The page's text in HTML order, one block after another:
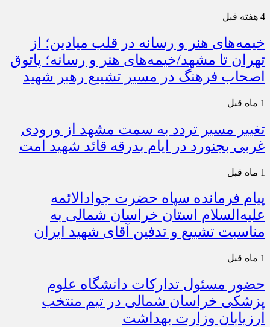
4 هفته قبل
خیمه‌های هنر و رسانه در قلب میادین؛ از
تهران تا مشهد/خیمه‌های هنر و رسانه؛ پاتوق
اصحاب فرهنگ در مسیر تشییع رهبر شهید
1 ماه قبل
تغییر مسیر تردد به سمت مشهد از ورودی
غربی بجنورد در ایام بدرقه قائد شهید امت
1 ماه قبل
پیام فرمانده سپاه حضرت جوادالائمه
علیه‌السلام استان خراسان شمالی به
مناسبت تشییع و تدفین آقای شهید ایران
1 ماه قبل
حضور مسئول تدارکات دانشگاه علوم
پزشکی خراسان شمالی در تیم منتخب
ارزیابان وزارت بهداشت